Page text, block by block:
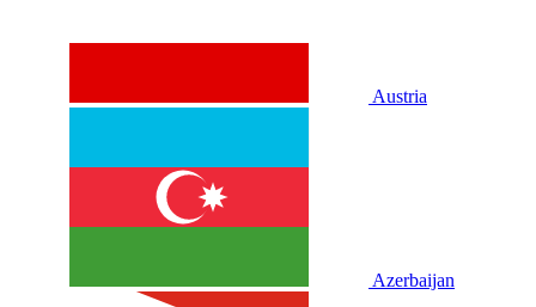
Austria
Azerbaijan